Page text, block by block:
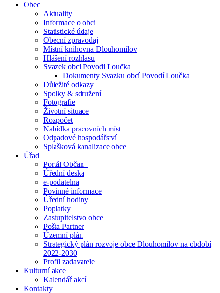
Obec
Aktuality
Informace o obci
Statistické údaje
Obecní zpravodaj
Místní knihovna Dlouhomilov
Hlášení rozhlasu
Svazek obcí Povodí Loučka
Dokumenty Svazku obcí Povodí Loučka
Důležité odkazy
Spolky & sdružení
Fotografie
Životní situace
Rozpočet
Nabídka pracovních míst
Odpadové hospodářství
Splašková kanalizace obce
Úřad
Portál Občan+
Úřední deska
e-podatelna
Povinné informace
Úřední hodiny
Poplatky
Zastupitelstvo obce
Pošta Partner
Územní plán
Strategický plán rozvoje obce Dlouhomilov na období
2022-2030
Profil zadavatele
Kulturní akce
Kalendář akcí
Kontakty